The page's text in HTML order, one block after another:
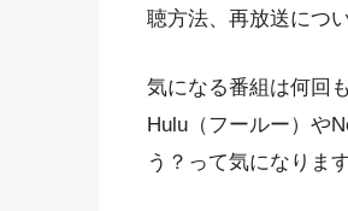
聴方法、再放送につ
気になる番組は何回
Hulu（フールー）や
う？って気になりま